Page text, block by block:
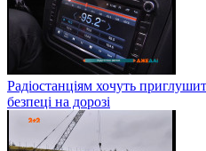
Радіостанціям хочуть
безпеці на дорозі